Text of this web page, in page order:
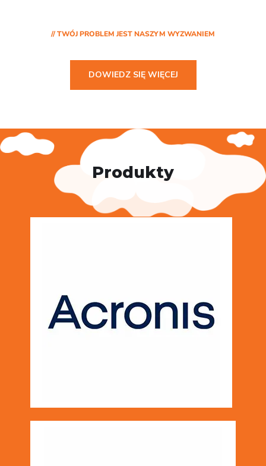
// TWÓJ PROBLEM JEST NASZYM WYZWANIEM
DOWIEDZ SIĘ WIĘCEJ
Produkty